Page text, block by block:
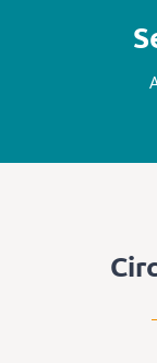
SPORTS &
CULTURE &